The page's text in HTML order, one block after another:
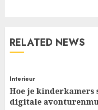
RELATED NEWS
Interieur
Hoe je kinderkamers
digitale